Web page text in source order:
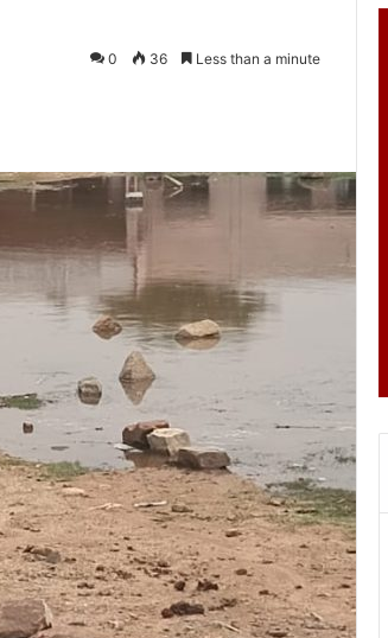
0 36 Less than a minute